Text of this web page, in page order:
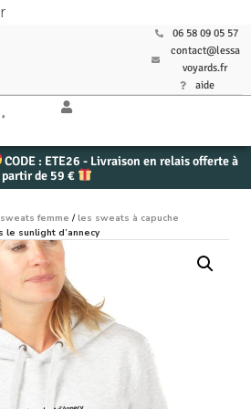
06 58 09 05 57
contact@lessa
voyards.fr
aide
CODE : ETE26 - Livraison en relais offerte à
partir de 59 €
sweats femme / les sweats à capuche
le sunlight d’annecy